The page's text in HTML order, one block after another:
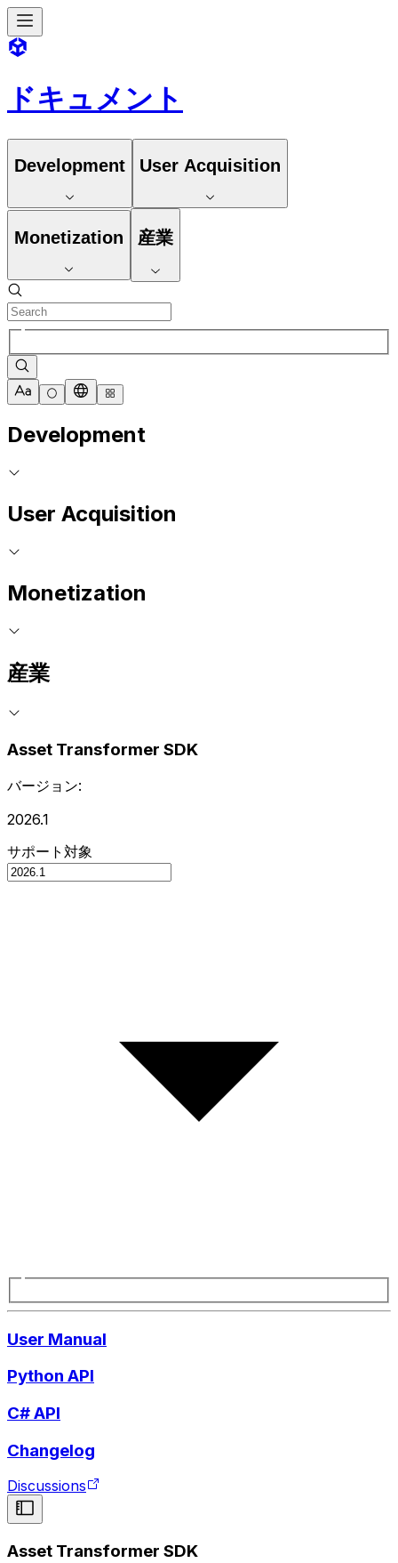
ドキュメント
Development User Acquisition
Monetization 産業
Development
User Acquisition
Monetization
産業
Asset Transformer SDK
バージョン:
2026.1
サポート対象
User Manual
Python API
C# API
Changelog
Discussions
Asset Transformer SDK